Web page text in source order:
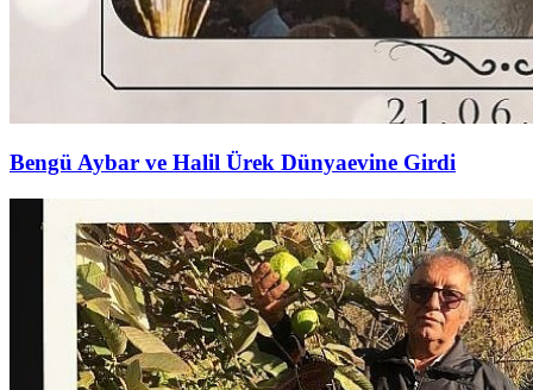
Bengü Aybar ve Halil Ürek Dünyaevine Girdi